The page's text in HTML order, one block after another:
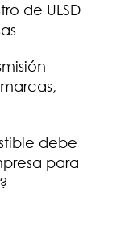
de ULSD
debe
para